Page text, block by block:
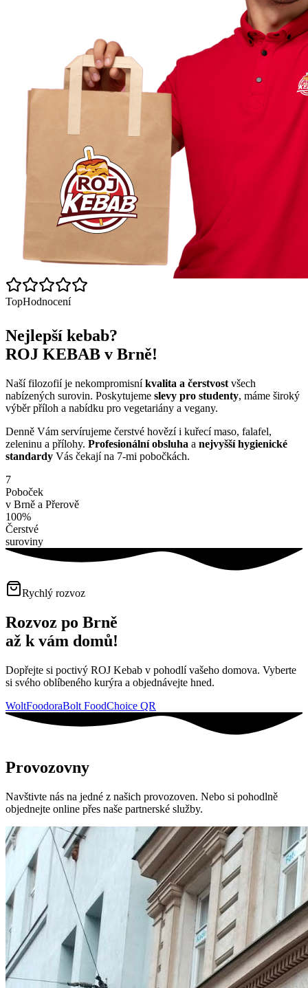
TopHodnocení
Nejlepší kebab?
ROJ KEBAB v Brně!
Naší filozofií je nekompromisníkvalita a čerstvost všech
nabízených surovin. Poskytujeme slevy pro studenty, máme široký
výběr příloh a nabídku pro vegetariány a vegany.
Denně Vám servírujeme čerstvé hovězí i kuřecí maso, falafel,
zeleninu a přílohy. Profesionální obsluha a nejvyšší hygienické
standardy Vás čekají na 7-mi pobočkách.
7
Poboček
v Brně a Přerově
100%
Čerstvé
suroviny
Rychlý rozvoz
Rozvoz po Brně
až k vám domů!
Dopřejte si poctivý ROJ Kebab v pohodlí vašeho domova. Vyberte
si svého oblíbeného kurýra a objednávejte hned.
WoltFoodoraBolt FoodChoice QR
Provozovny
Navštivte nás na jedné z našich provozoven. Nebo si pohodlně
objednejte online přes naše partnerské služby.